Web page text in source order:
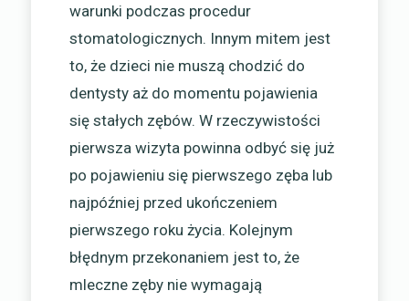
warunki podczas procedur
stomatologicznych. Innym mitem jest
to, że dzieci nie muszą chodzić do
dentysty aż do momentu pojawienia
się stałych zębów. W rzeczywistości
pierwsza wizyta powinna odbyć się już
po pojawieniu się pierwszego zęba lub
najpóźniej przed ukończeniem
pierwszego roku życia. Kolejnym
błędnym przekonaniem jest to, że
mleczne zęby nie wymagają